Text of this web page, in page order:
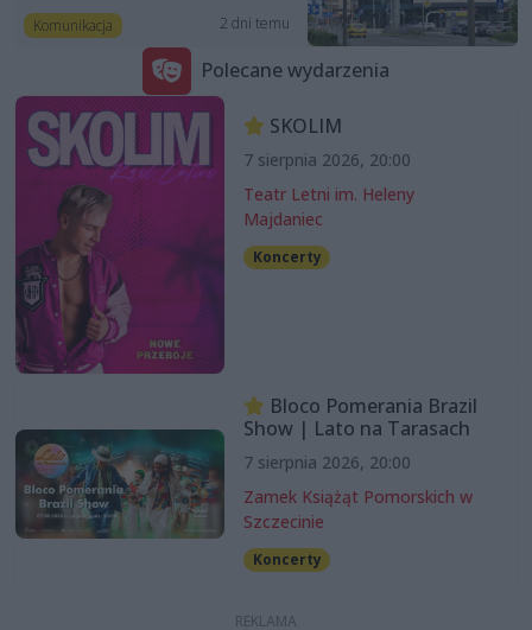
Komunikacja 2 dni temu
Polecane wydarzenia
SKOLIM
7 sierpnia 2026, 20:00
Teatr Letni im. Heleny
Majdaniec
Koncerty
Bloco Pomerania Brazil
Show | Lato na Tarasach
7 sierpnia 2026, 20:00
Zamek Książąt Pomorskich w
Szczecinie
Koncerty